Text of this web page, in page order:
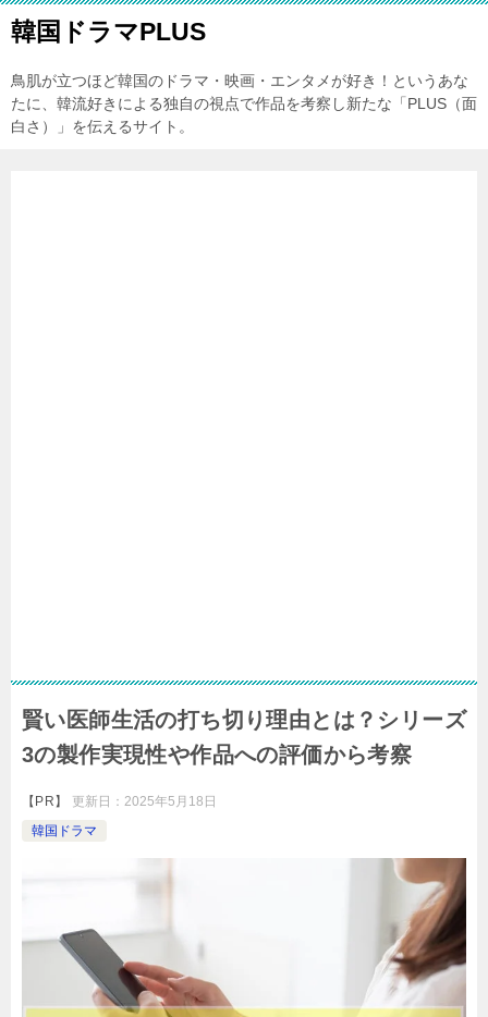
韓国ドラマPLUS
鳥肌が立つほど韓国のドラマ・映画・エンタメが好き！というあな
たに、韓流好きによる独自の視点で作品を考察し新たな「PLUS（面
白さ）」を伝えるサイト。
賢い医師生活の打ち切り理由とは？シリーズ
3の製作実現性や作品への評価から考察
【PR】 更新日：2025年5月18日
韓国ドラマ